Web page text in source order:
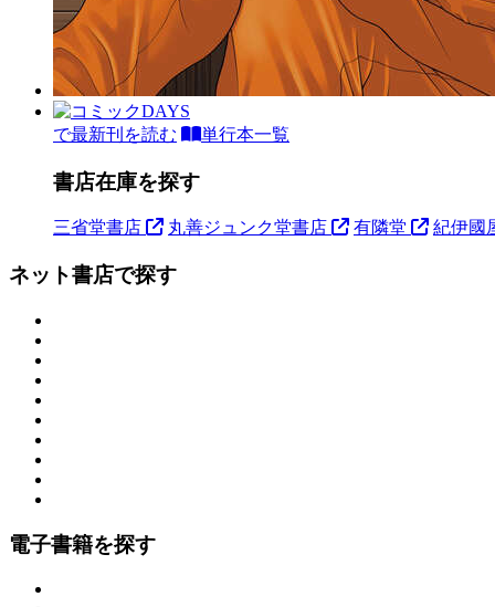
で最新刊を読む 単行本一覧
書店在庫を探す
三省堂書店 丸善ジュンク堂書店 有隣堂 紀伊國
ネット書店で探す
電子書籍を探す